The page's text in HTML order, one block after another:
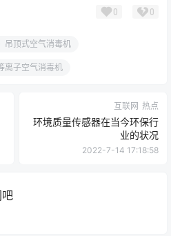
0 0
吊顶式空气消毒机
离子空气消毒机
互联网 热点
环境质量传感器在当今环保行
业的状况
2022-7-14 17:18:58
吧